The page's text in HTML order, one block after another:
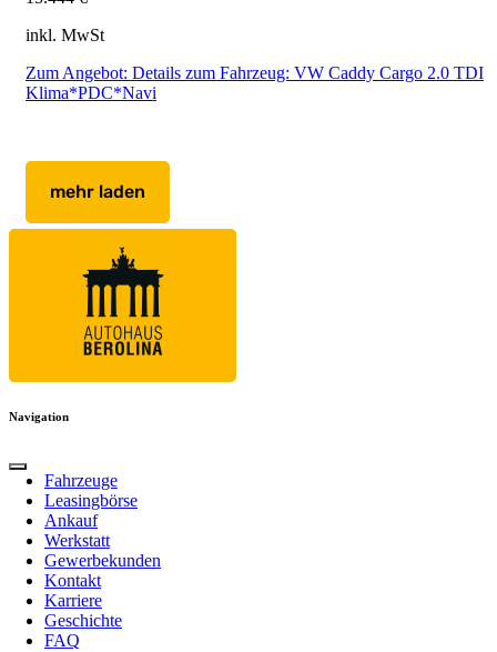
inkl. MwSt
Zum Angebot: Details zum Fahrzeug: VW Caddy Cargo 2.0 TDI
Klima*PDC*Navi
mehr laden
Navigation
Fahrzeuge
Leasingbörse
Ankauf
Werkstatt
Gewerbekunden
Kontakt
Karriere
Geschichte
FAQ